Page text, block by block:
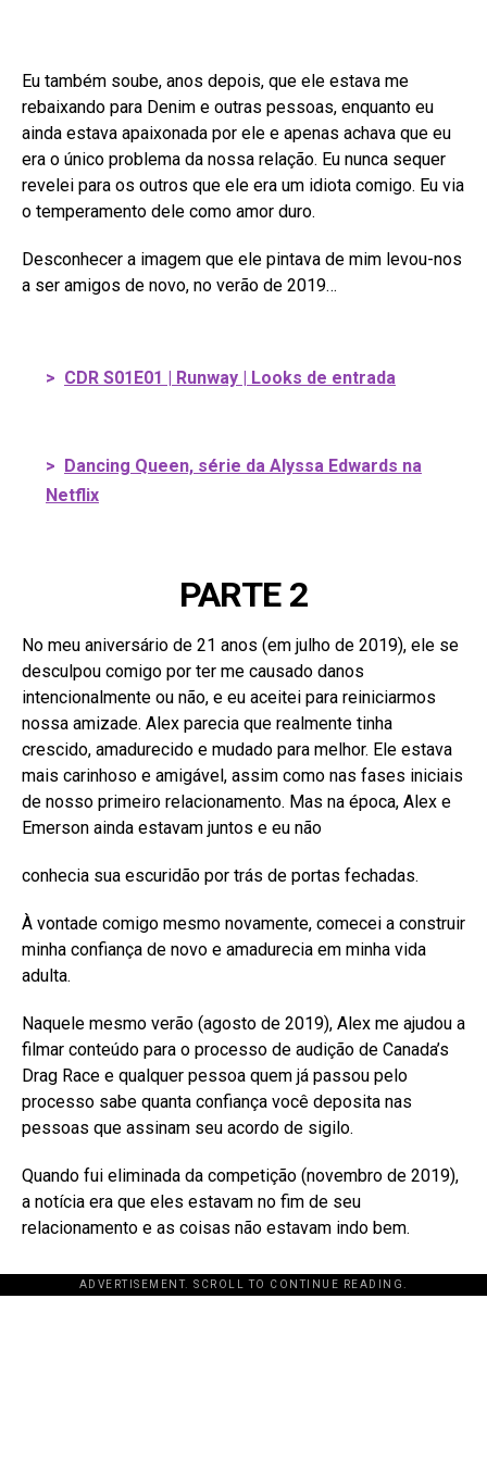
Eu também soube, anos depois, que ele estava me
rebaixando para Denim e outras pessoas, enquanto eu
ainda estava apaixonada por ele e apenas achava que eu
era o único problema da nossa relação. Eu nunca sequer
revelei para os outros que ele era um idiota comigo. Eu via
o temperamento dele como amor duro.
Desconhecer a imagem que ele pintava de mim levou-nos
a ser amigos de novo, no verão de 2019…
> CDR S01E01 | Runway | Looks de entrada
> Dancing Queen, série da Alyssa Edwards na
Netflix
PARTE 2
No meu aniversário de 21 anos (em julho de 2019), ele se
desculpou comigo por ter me causado danos
intencionalmente ou não, e eu aceitei para reiniciarmos
nossa amizade. Alex parecia que realmente tinha
crescido, amadurecido e mudado para melhor. Ele estava
mais carinhoso e amigável, assim como nas fases iniciais
de nosso primeiro relacionamento. Mas na época, Alex e
Emerson ainda estavam juntos e eu não
conhecia sua escuridão por trás de portas fechadas.
À vontade comigo mesmo novamente, comecei a construir
minha confiança de novo e amadurecia em minha vida
adulta.
Naquele mesmo verão (agosto de 2019), Alex me ajudou a
filmar conteúdo para o processo de audição de Canada’s
Drag Race e qualquer pessoa quem já passou pelo
processo sabe quanta confiança você deposita nas
pessoas que assinam seu acordo de sigilo.
Quando fui eliminada da competição (novembro de 2019),
a notícia era que eles estavam no fim de seu
relacionamento e as coisas não estavam indo bem.
ADVERTISEMENT. SCROLL TO CONTINUE READING.